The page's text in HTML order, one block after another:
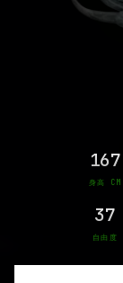
167
身高 CM
37
自由度